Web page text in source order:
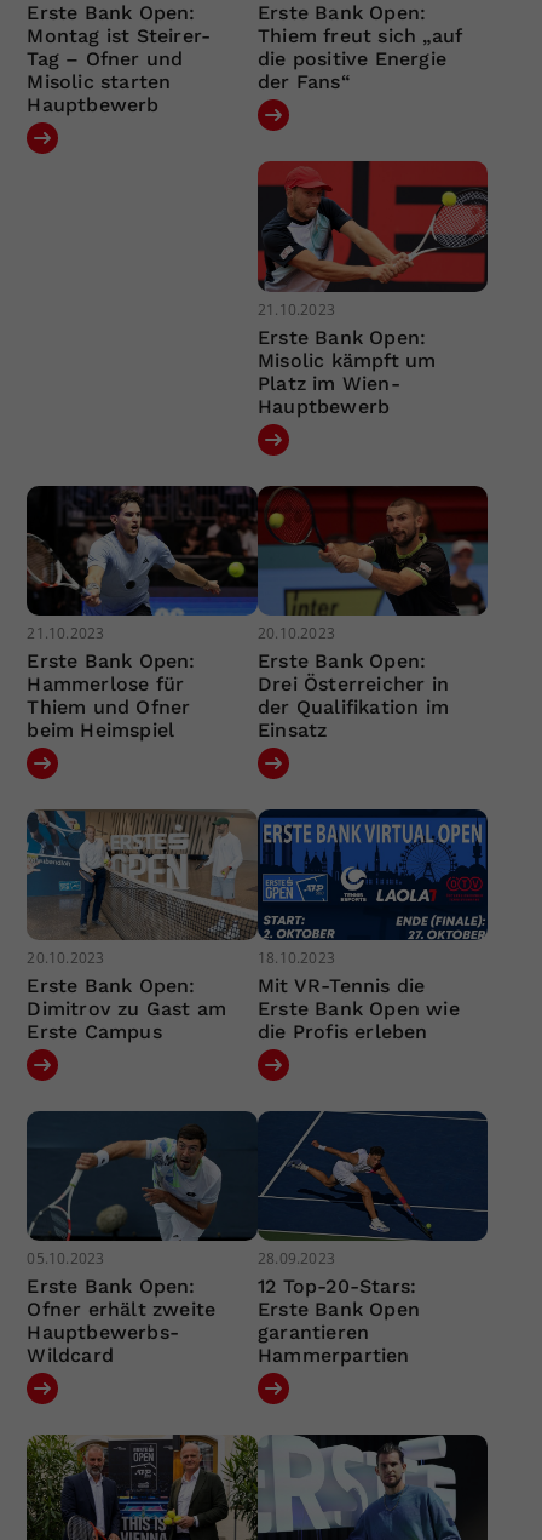
Erste Bank Open:
Montag ist Steirer-
Tag – Ofner und
Misolic starten
Hauptbewerb
Erste Bank Open:
Thiem freut sich „auf
die positive Energie
der Fans“
21.10.2023
Erste Bank Open:
Misolic kämpft um
Platz im Wien-
Hauptbewerb
21.10.2023
Erste Bank Open:
Hammerlose für
Thiem und Ofner
beim Heimspiel
20.10.2023
Erste Bank Open:
Drei Österreicher in
der Qualifikation im
Einsatz
20.10.2023
Erste Bank Open:
Dimitrov zu Gast am
Erste Campus
18.10.2023
Mit VR-Tennis die
Erste Bank Open wie
die Profis erleben
05.10.2023
Erste Bank Open:
Ofner erhält zweite
Hauptbewerbs-
Wildcard
28.09.2023
12 Top-20-Stars:
Erste Bank Open
garantieren
Hammerpartien